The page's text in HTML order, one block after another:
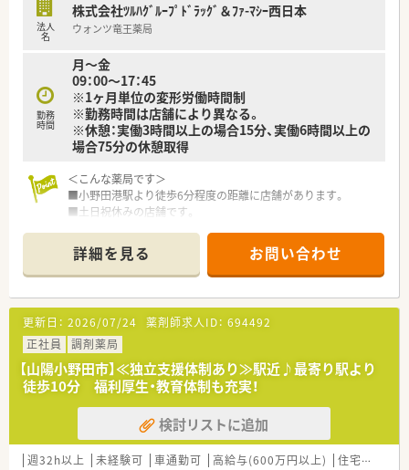
法人
名
株式会社ﾂﾙﾊｸﾞﾙｰﾌﾟﾄﾞﾗｯｸﾞ＆ﾌｧ-ﾏｼｰ西日本
ウォンツ竜王薬局
勤務
時間
月～金
09：00～17：45
※1ヶ月単位の変形労働時間制
※勤務時間は店舗により異なる。
※休憩：実働3時間以上の場合15分、実働6時間以上の
場合75分の休憩取得
＜こんな薬局です＞
■小野田港駅より徒歩6分程度の距離に店舗があります。
■土日祝休みの店舗です。
＜設備も充実＞
■監査システムなどの調剤設備も導入しており、リスクマネジメ
ントも徹底しています。
機械化を進める事により、効率よいお仕事が可能となります。
＜業務内容＞
■広域からの処方を応需しています。
＜研修制度＞
■充実した研修フォロー体制も好評です。
e-ラーニングの補助制度もあり資格取得に関しても会社から
のバックアップがございます。
＜法人特徴＞
詳細を見る お問い合わせ
更新日： 2026/07/24 薬剤師求人ID： 694492
正社員
調剤薬局
【山陽小野田市】≪独立支援体制あり≫駅近♪最寄り駅より
徒歩10分 福利厚生・教育体制も充実！
検討リストに追加
週32h以上 未経験可 車通勤可 高給与(600万円以上) 住宅補助(手当)あり